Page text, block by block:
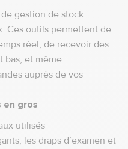
gestion de stock
Ces outils permettent de
réel, de recevoir des
bas, et même
auprès de vos
en gros
utilisés
les draps d’examen et